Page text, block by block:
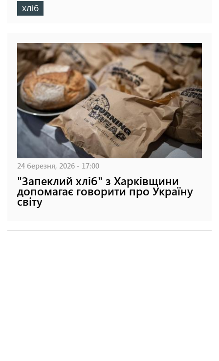
хліб
24 березня, 2026 - 17:00
"Запеклий хліб" з Харківщини
допомагає говорити про Україну
світу